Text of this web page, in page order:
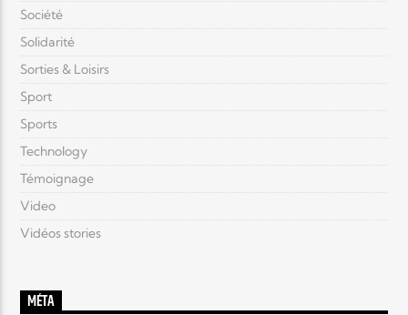
Société
Solidarité
Sorties & Loisirs
Sport
Sports
Technology
Témoignage
Video
Vidéos stories
MÉTA